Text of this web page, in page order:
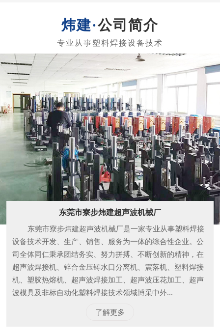
东莞市寮步炜建超声波机械厂
东莞市寮步炜建超声波机械厂是一家专业从事塑料焊接
设备技术开发、生产、销售、服务为一体的综合性企业。公
司全体同仁秉承团结务实、努力拼搏、不断创新的精神，在
超声波焊接机、锌合金压铸水口分离机、震落机、塑料焊接
机、塑胶热熔机、超声波焊接加工、超声波压花加工、超声
波模具及非标自动化塑料焊接技术领域博采中外...
了解更多
公司实力